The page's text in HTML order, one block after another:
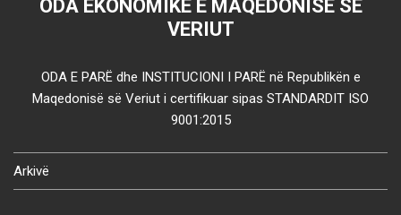
ODA EKONOMIKE E MAQEDONISË SË
VERIUT
ODA E PARË dhe INSTITUCIONI I PARË në Republikën e
Maqedonisë së Veriut i certifikuar sipas STANDARDIT ISO
9001:2015
Arkivë